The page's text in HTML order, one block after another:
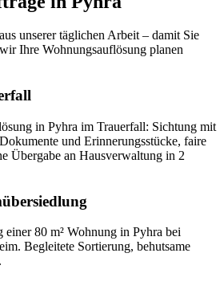
unserer täglichen Arbeit – damit Sie
Ihre Wohnungsauflösung planen
in Pyhra im Trauerfall: Sichtung mit
und Erinnerungsstücke, faire
Übergabe an Hausverwaltung in 2
80 m² Wohnung in Pyhra bei
Begleitete Sortierung, behutsame